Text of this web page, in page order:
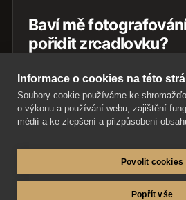
Baví mě
pořídit zrcadlovku?
Co ovlivňuje kvalitu snímků,
světlem, objektivy a
Informace o cookies na této
Soubory cookie používáme ke
o výkonu a používání webu, zajištění
médií a ke zlepšení a přizpůsobení
Povolit cookies
Popřít vše